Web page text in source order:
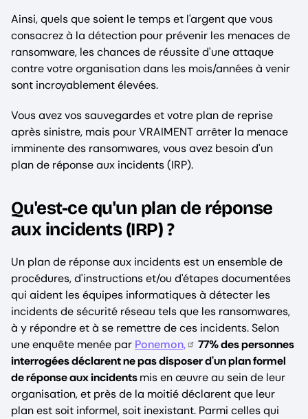
Ainsi, quels que soient le temps et l'argent que vous
consacrez à la détection pour prévenir les menaces de
ransomware, les chances de réussite d'une attaque
contre votre organisation dans les mois/années à venir
sont incroyablement élevées.
Vous avez vos sauvegardes et votre plan de reprise
après sinistre, mais pour VRAIMENT arrêter la menace
imminente des ransomwares, vous avez besoin d'un
plan de réponse aux incidents (IRP).
Qu'est-ce qu'un plan de réponse
aux incidents (IRP) ?
Un plan de réponse aux incidents est un ensemble de
procédures, d'instructions et/ou d'étapes documentées
qui aident les équipes informatiques à détecter les
incidents de sécurité réseau tels que les ransomwares,
à y répondre et à se remettre de ces incidents. Selon
une enquête menée par Ponemon,
77% des personnes
interrogées déclarent ne pas disposer d'un plan formel
de réponse aux incidentsmis en œuvre au sein de leur
organisation, et près de la moitié déclarent que leur
plan est soit informel, soit inexistant. Parmi celles qui